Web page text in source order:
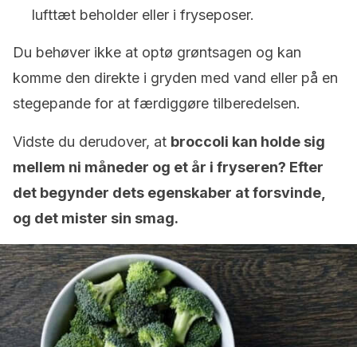
lufttæt beholder eller i fryseposer.
Du behøver ikke at optø grøntsagen og kan
komme den direkte i gryden med vand eller på en
stegepande for at færdiggøre tilberedelsen.
Vidste du derudover, at broccoli kan holde sig
mellem ni måneder og et år i fryseren? Efter
det begynder dets egenskaber at forsvinde,
og det mister sin smag.